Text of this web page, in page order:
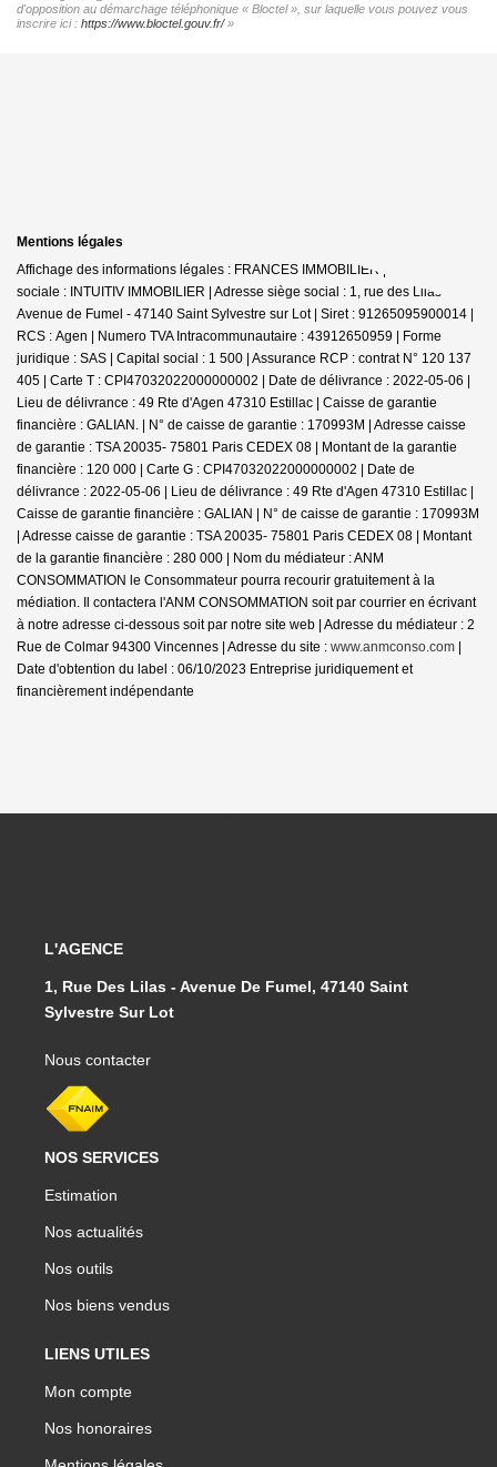
d'opposition au démarchage téléphonique « Bloctel », sur laquelle vous pouvez vous
inscrire ici : https://www.bloctel.gouv.fr/»
Mentions légales
Affichage des informations légales : FRANCES IMMOBILIER | Raison
sociale : INTUITIV IMMOBILIER | Adresse siège social : 1, rue des Lilas -
Avenue de Fumel - 47140 Saint Sylvestre sur Lot | Siret : 91265095900014 |
RCS : Agen | Numero TVA Intracommunautaire : 43912650959 | Forme
juridique : SAS | Capital social : 1 500 | Assurance RCP : contrat N° 120 137
405 | Carte T : CPI47032022000000002 | Date de délivrance : 2022-05-06 |
Lieu de délivrance : 49 Rte d'Agen 47310 Estillac | Caisse de garantie
financière : GALIAN. | N° de caisse de garantie : 170993M | Adresse caisse
de garantie : TSA 20035- 75801 Paris CEDEX 08 | Montant de la garantie
financière : 120 000 | Carte G : CPI47032022000000002 | Date de
délivrance : 2022-05-06 | Lieu de délivrance : 49 Rte d'Agen 47310 Estillac |
Caisse de garantie financière : GALIAN | N° de caisse de garantie : 170993M
| Adresse caisse de garantie : TSA 20035- 75801 Paris CEDEX 08 | Montant
de la garantie financière : 280 000 | Nom du médiateur : ANM
CONSOMMATION le Consommateur pourra recourir gratuitement à la
médiation. Il contactera l'ANM CONSOMMATION soit par courrier en écrivant
à notre adresse ci-dessous soit par notre site web | Adresse du médiateur : 2
Rue de Colmar 94300 Vincennes | Adresse du site : www.anmconso.com |
Date d'obtention du label : 06/10/2023 Entreprise juridiquement et
financièrement indépendante
L'AGENCE
1, Rue Des Lilas - Avenue De Fumel, 47140 Saint
Sylvestre Sur Lot
Nous contacter
NOS SERVICES
Estimation
Nos actualités
Nos outils
Nos biens vendus
LIENS UTILES
Mon compte
Nos honoraires